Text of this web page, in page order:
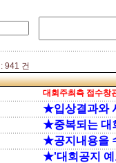
941 건
대회주최측 접수창
★입상결과와
★중복되는 대
★공지내용을
★'대회공지 예